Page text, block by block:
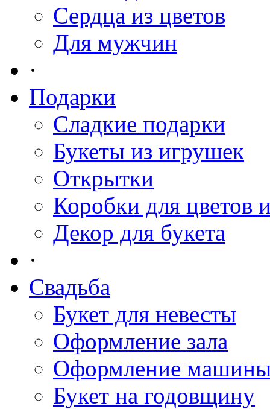
Сердца из цветов
Для мужчин
·
Подарки
Сладкие подарки
Букеты из игрушек
Открытки
Коробки для цветов
Декор для букета
·
Свадьба
Букет для невесты
Оформление зала
Оформление
Букет на годовщину